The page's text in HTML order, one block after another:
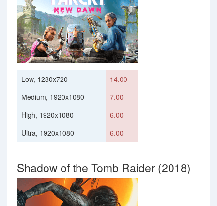
Low, 1280x720
14.00
Medium, 1920x1080
7.00
High, 1920x1080
6.00
Ultra, 1920x1080
6.00
Shadow of the Tomb Raider (2018)